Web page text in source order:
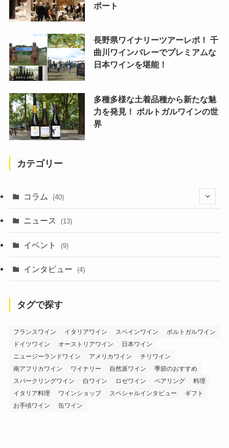
ポート
長野県ワイナリーツアーレポ！ 千
曲川ワインバレーでプレミアムな
日本ワインを堪能！
多種多様な土着品種から新たな魅
力を発見！ ポルトガルワインの世
界
カテゴリー
コラム (40)
(1)
(6)
ニュース (13)
イベント (9)
インタビュー (4)
タグで探す
フランスワイン イタリアワイン スペインワイン
ポルトガルワイン
ドイツワイン
オーストリアワイン
日本ワイン
ニュージーランドワイン
アメリカワイン
チリワイン
南アフリカワイン
ワイナリー 自然派ワイン
季節のおすすめ
スパークリングワイン
白ワイン ロゼワイン ペアリング
料理
イタリア料理
ワインショップ スペシャルインタビュー
ギフト
お手頃ワイン
缶ワイン